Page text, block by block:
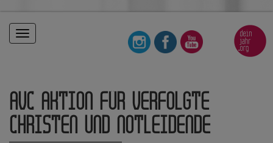
Toggle
navigation
AVC AKTION FÜR VERFOLGTE
CHRISTEN UND NOTLEIDENDE